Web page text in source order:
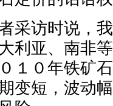
访时说，我
利亚、南非
１０年铁矿
变短，波动